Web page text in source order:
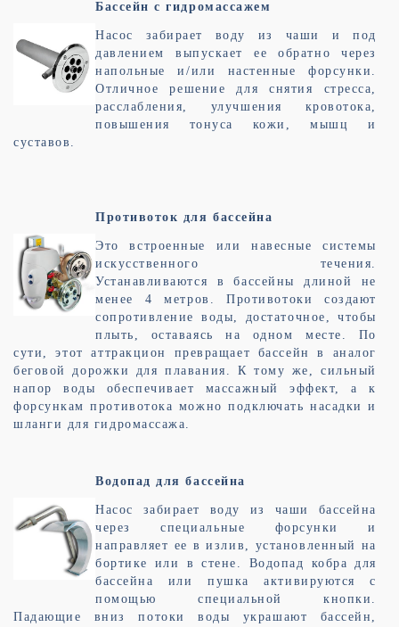
Бассейн с гидромассажем
Насос забирает воду из чаши и под
давлением выпускает ее обратно через
напольные и/или настенные форсунки.
Отличное решение для снятия стресса,
расслабления, улучшения кровотока,
повышения тонуса кожи, мышц и
суставов.
Противоток для бассейна
Это встроенные или навесные системы
искусственного течения.
Устанавливаются в бассейны длиной не
менее 4 метров. Противотоки создают
сопротивление воды, достаточное, чтобы
плыть, оставаясь на одном месте. По
сути, этот аттракцион превращает бассейн в аналог
беговой дорожки для плавания. К тому же, сильный
напор воды обеспечивает массажный эффект, а к
форсункам противотока можно подключать насадки и
шланги для гидромассажа.
Водопад для бассейна
Насос забирает воду из чаши бассейна
через специальные форсунки и
направляет ее в излив, установленный на
бортике или в стене. Водопад кобра для
бассейна или пушка активируются с
помощью специальной кнопки.
Падающие вниз потоки воды украшают бассейн,